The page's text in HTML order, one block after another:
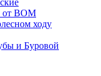
от ВОМ
ходу
и Буровой